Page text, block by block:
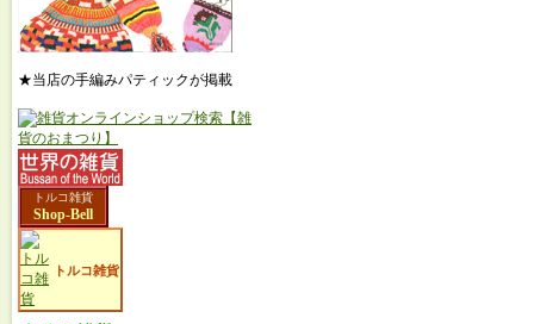
★当店の手編みパティックが掲載
トルコ雑貨
Shop-Bell
トルコ雑貨